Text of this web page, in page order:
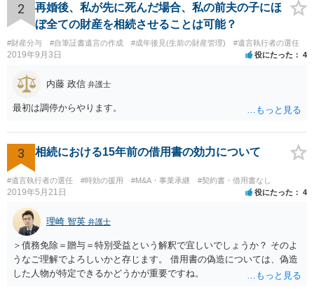
2
再婚後、私が先に死んだ場合、私の前夫の子にほ
ぼ全ての財産を相続させることは可能？
#財産分与 #自筆証書遺言の作成 #成年後見(生前の財産管理) #遺言執行者の選任
2019年9月3日 役にたった 4
内藤 政信 弁護士
最初は調停からやります。
3 相続における15年前の借用書の効力について
#遺言執行者の選任 #時効の援用 #M&A・事業承継 #契約書・借用書なし
2019年5月21日 役にたった 4
理崎 智英 弁護士
＞債務免除＝贈与＝特別受益という解釈で宜しいでしょうか？ そのよ
うなご理解でよろしいかと存じます。 借用書の偽造については、偽造
した人物が特定できるかどうかが重要ですね。